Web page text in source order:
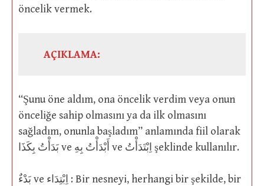
öncelik vermek.
AÇIKLAMA:
“Şunu öne aldım, ona öncelik verdim veya onun
önceliğe sahip olmasını ya da ilk olmasını
sağladım, onunla başladım” anlamında fiil olarak
بَدَأْتُ بِكَذَا ve أَبْدَأْتُ بِهِ ve اِبْتَدَأْتُ şeklinde kullanılır.
بَدْءٌ ve اِبْتِدَاء : Bir nesneyi, herhangi bir şekilde, bir